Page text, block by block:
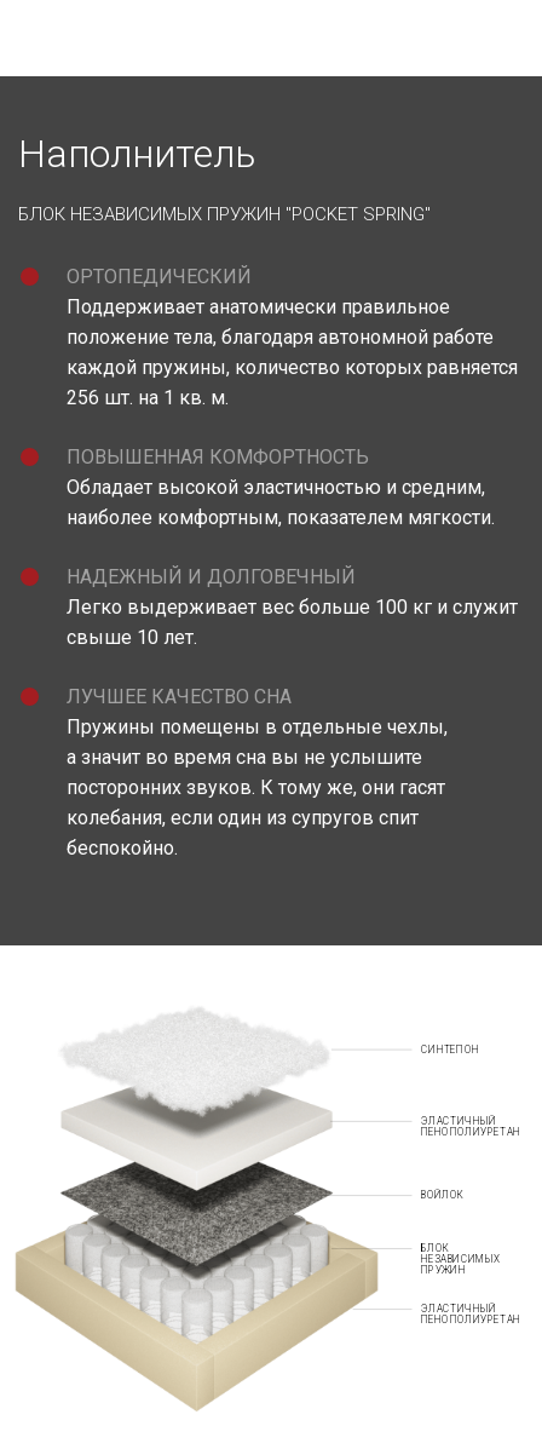
Наполнитель
БЛОК НЕЗАВИСИМЫХ ПРУЖИН "POCKET SPRING"
ОРТОПЕДИЧЕСКИЙ
Поддерживает анатомически правильное
положение тела, благодаря автономной работе
каждой пружины, количество которых равняется
256 шт. на 1 кв. м.
ПОВЫШЕННАЯ КОМФОРТНОСТЬ
Обладает высокой эластичностью и средним,
наиболее комфортным, показателем мягкости.
НАДЕЖНЫЙ И ДОЛГОВЕЧНЫЙ
Легко выдерживает вес больше 100 кг и служит
свыше 10 лет.
ЛУЧШЕЕ КАЧЕСТВО СНА
Пружины помещены в отдельные чехлы,
а значит во время сна вы не услышите
посторонних звуков. К тому же, они гасят
колебания, если один из супругов спит
беспокойно.
СИНТЕПОН
ЭЛАСТИЧНЫЙ
ПЕНОПОЛИУРЕТАН
ВОЙЛОК
БЛОК
НЕЗАВИСИМЫХ
ПРУЖИН
ЭЛАСТИЧНЫЙ
ПЕНОПОЛИУРЕТАН